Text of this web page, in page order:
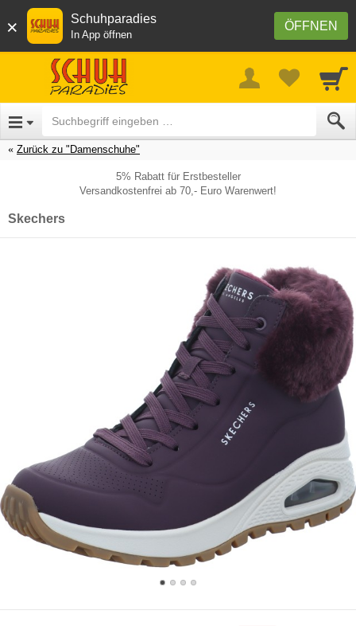
× ÖFFNEN
Schuhparadies
In App öffnen
Zurück zu "Damenschuhe"
5% Rabatt für Erstbesteller
Versandkostenfrei ab 70,- Euro Warenwert!
Skechers